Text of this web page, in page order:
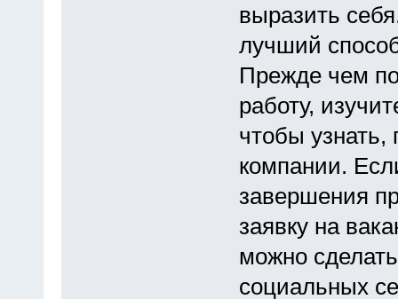
выразить
лучший
Прежде чем
работу,
чтобы узнать,
компании.
завершения
заявку на
можно
социальных